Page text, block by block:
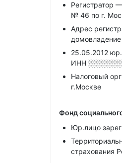
Регистратор
№ 46 по г.
Адрес
25.05.2012
ИНН
Налоговый
г.Москве
Фонд
Юр.лицо
страхования